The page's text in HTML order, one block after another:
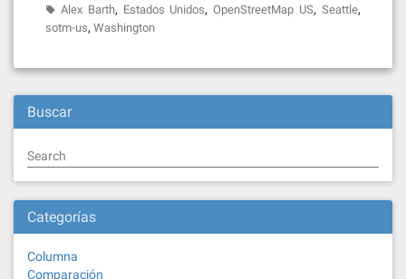
Alex Barth, Estados Unidos,OpenStreetMap US,Seattle,
sotm-us, Washington
Buscar
Search
Categorías
Columna
Comparación